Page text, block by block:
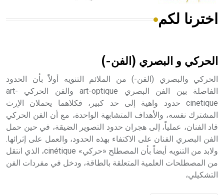
هل تعلم أن الأبسيد كلمة فرنسية اللفظ تم اعتمادها مصطلحاً
- هل تعلم أن أبجر Abgar اسم معروف جيداً يعود إلى عدد من
الملوك الذين حكموا مدينة إديسا (الرها) من أبجر الأول وحتى
التاسع، وهم ينتسبون إلى أسرة أوسروين
اخترنا لكم
الحركي و البصري (الفن-)
الحركي والبصري (الفن-) من الملائم التنويه أولاً بأن الحدود
الفاصلة بين الفن البصري art-optique والفن الحركي art-
cinetique حدود واهية إلى حد كبير، فكلاهما يحملان الإرث
المشترك نفسه، والأهداف المتشابهة الواحدة، مع أن الفن الحركي
قاد الفنان، عملياً، إلى هجران حدود التصوير الضيقة، في حين حمل
الفن البصري الفنان على الاكتفاء بهذه الحدود، والعمل على إثرائها.
ولابد من التنويه أيضاً بأن المصطلح «حركي» cinétique، الذي انتقل
من المصطلحات العلمية المتعلقة بالطاقة، ودخل في مفردات الفن
التشكيلي،